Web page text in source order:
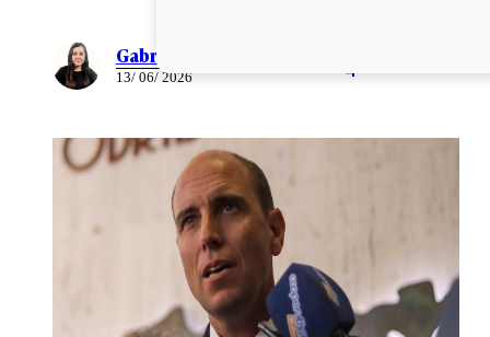
Gabriela Romo
13/ 06/ 2026